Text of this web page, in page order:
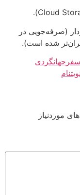
(صرفه‌جویی در
جهانگردی
ویتنام
موردنیاز